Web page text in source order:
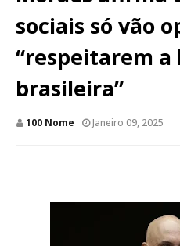
sociais só vão
“respeitarem a
brasileira”
100 Nome Janeiro 09, 2025